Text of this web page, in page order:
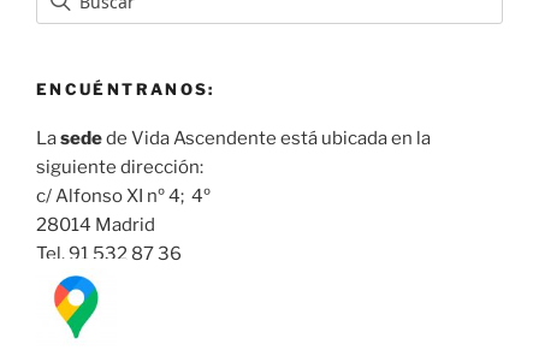
ENCUÉNTRANOS:
Lasedede Vida Ascendente está ubicada en la
siguiente dirección:
c/ Alfonso XI nº 4; 4º
28014 Madrid
Tel. 91 532 87 36